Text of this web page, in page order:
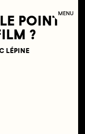
MENU
POINT
?
LÉPINE